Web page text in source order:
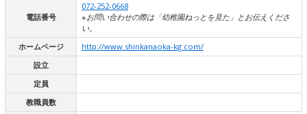
電話番号
072-252-0668
※お問い合わせの際は「幼稚園ねっとを見た」とお伝えくださ
い。
ホームページ
http://www.shinkanaoka-kg.com/
設立
定員
教職員数